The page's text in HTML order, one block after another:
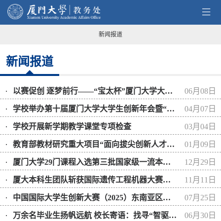
新闻报道
新闻报道
以赛促创 逐梦前行——“宝太杯”厦门大学大学生创新大赛（2026）落幕 06月08日
学校举办第十届厦门大学大学生创新年会暨“安踏创新专项奖励基金”与“德贞社会课堂基金”表彰大会、“宝太杯”厦门大学大学生创新大赛（2026）启动仪式 04月07日
学校开展新学期教学课堂专项检查 03月04日
教育部教材研究重大项目“面向拔尖创新人才培养的课程教材体系建设研究”开题报告会在厦门大学顺利召开 01月09日
厦门大学29门课程入选第三批国家级一流本科课程 12月29日
厦大本科生团队斩获国际遗传工程机器大赛（iGEM）第15枚金奖 11月11日
中国国际大学生创新大赛（2025）东南亚区域赛暨中国—马来西亚青年创新大赛成功举办 07月25日
万余名毕业生扬帆远航 校长寄语：找寻“智驱生长”的四重密码 06月30日